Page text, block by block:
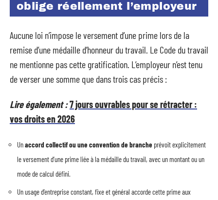
oblige réellement l’employeur
Aucune loi n’impose le versement d’une prime lors de la
remise d’une médaille d’honneur du travail. Le Code du travail
ne mentionne pas cette gratification. L’employeur n’est tenu
de verser une somme que dans trois cas précis :
Lire également :7 jours ouvrables pour se rétracter :
vos droits en 2026
Unaccord collectif ou une convention de branche prévoit explicitement
le versement d’une prime liée à la médaille du travail, avec un montant ou un
mode de calcul défini.
Un usage d’entreprise constant, fixe et général accorde cette prime aux